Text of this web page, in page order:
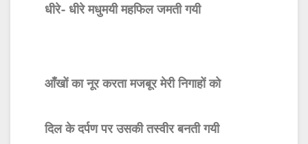
धीरे- धीरे मधुमयी महफिल जमती गयी
आँखों का नूर करता मजबूर मेरी निगाहों को
दिल के दर्पण पर उसकी तस्वीर बनती गयी